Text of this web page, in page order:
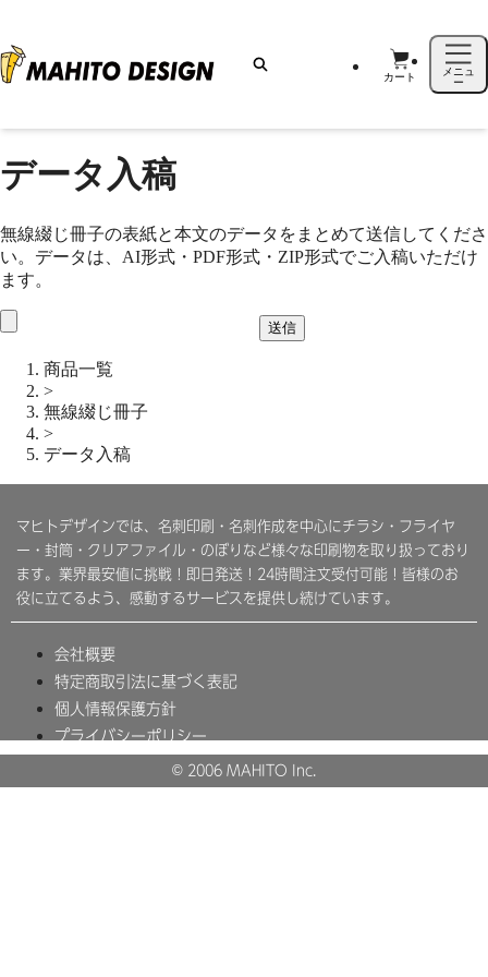
カート
メニュ
ー
データ入稿
無線綴じ冊子の表紙と本文のデータをまとめて送信してくださ
い。データは、AI形式・PDF形式・ZIP形式でご入稿いただけ
ます。
送信
商品一覧
>
無線綴じ冊子
>
データ入稿
マヒトデザインでは、名刺印刷・名刺作成を中心にチラシ・フライヤ
ー・封筒・クリアファイル・のぼりなど様々な印刷物を取り扱っており
ます。業界最安値に挑戦！即日発送！24時間注文受付可能！皆様のお
役に立てるよう、感動するサービスを提供し続けています。
会社概要
特定商取引法に基づく表記
個人情報保護方針
プライバシーポリシー
© 2006 MAHITO Inc.